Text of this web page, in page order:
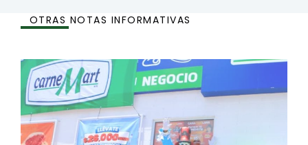
OTRAS NOTAS INFORMATIVAS